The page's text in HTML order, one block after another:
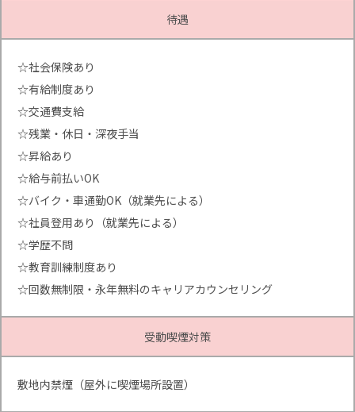
待遇
☆社会保険あり
☆有給制度あり
☆交通費支給
☆残業・休日・深夜手当
☆昇給あり
☆給与前払いOK
☆バイク・車通勤OK（就業先による）
☆社員登用あり（就業先による）
☆学歴不問
☆教育訓練制度あり
☆回数無制限・永年無料のキャリアカウンセリング
受動喫煙対策
敷地内禁煙（屋外に喫煙場所設置）